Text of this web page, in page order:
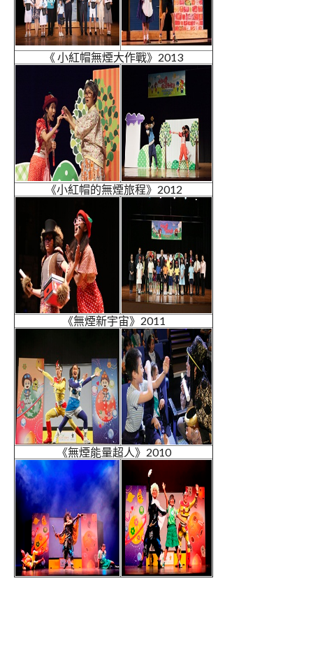
《 小紅帽無煙大作戰》2013
《小紅帽的無煙旅程》2012
《無煙新宇宙》2011
《無煙能量超人》2010